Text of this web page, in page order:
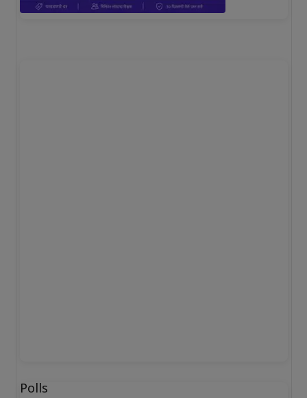
Polls